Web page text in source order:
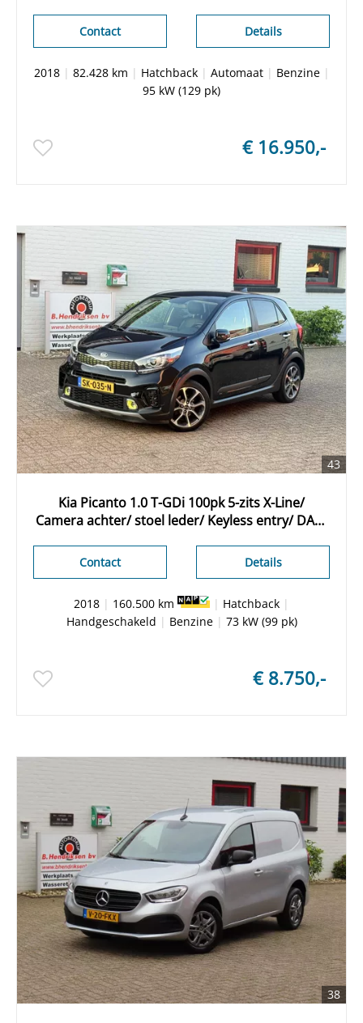
Details
Contact
2018| 82.428 km | Hatchback| Automaat| Benzine|
95 kW (129 pk)
€ 16.950,-
43
Kia Picanto 1.0 T-GDi 100pk 5-zits X-Line/
Camera achter/ stoel leder/ Keyless entry/ DAB/
stuurverwarming/ Origineel NL/ NAP
Details
Contact
2018 | 160.500 km | Hatchback |
Handgeschakeld | Benzine| 73 kW (99 pk)
€ 8.750,-
38